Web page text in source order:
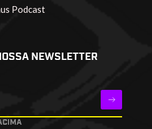
Podcast
NEWSLETTER